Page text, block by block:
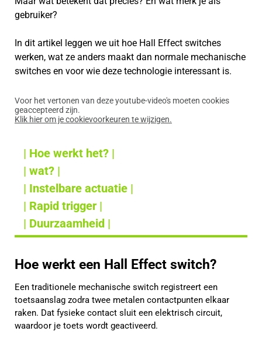
gebruiker?
In dit artikel leggen we uit hoe Hall Effect switches
werken, wat ze anders maakt dan normale mechanische
switches en voor wie deze technologie interessant is.
Voor het vertonen van deze youtube-video's moeten cookies
geaccepteerd zijn.
Klik hier om je cookievoorkeuren te wijzigen.
| Hoe werkt het? |
| wat? |
| Instelbare actuatie |
| Rapid trigger |
| Duurzaamheid |
Hoe werkt een Hall Effect switch?
Een traditionele mechanische switch registreert een
toetsaanslag zodra twee metalen contactpunten elkaar
raken. Dat fysieke contact sluit een elektrisch circuit,
waardoor je toets wordt geactiveerd.